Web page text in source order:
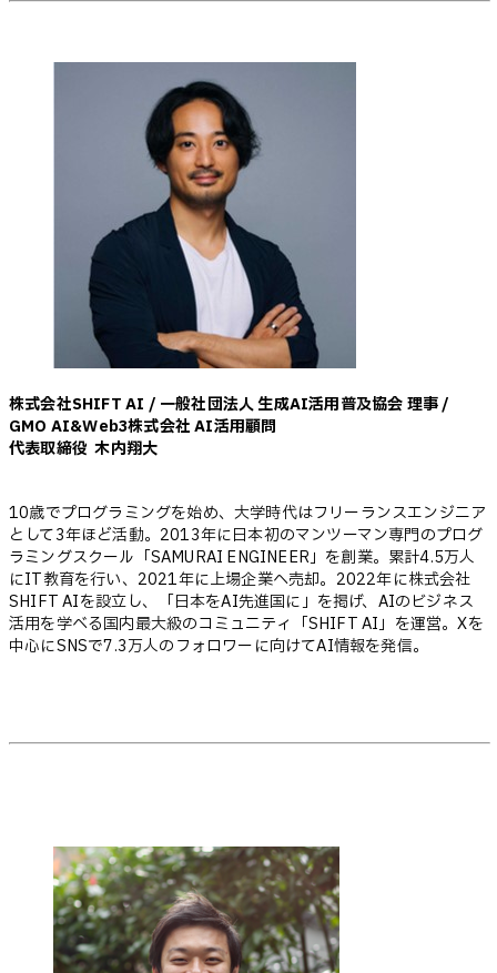
株式会社SHIFT AI / 一般社団法人 生成AI活用普及協会 理事 /
GMO AI&Web3株式会社 AI活用顧問
代表取締役 木内翔大
10歳でプログラミングを始め、大学時代はフリーランスエンジニア
として3年ほど活動。2013年に日本初のマンツーマン専門のプログ
ラミングスクール「SAMURAI ENGINEER」を創業。累計4.5万人
にIT教育を行い、2021年に上場企業へ売却。2022年に株式会社
SHIFT AIを設立し、「日本をAI先進国に」を掲げ、AIのビジネス
活用を学べる国内最大級のコミュニティ「SHIFT AI」を運営。Xを
中心にSNSで7.3万人のフォロワーに向けてAI情報を発信。